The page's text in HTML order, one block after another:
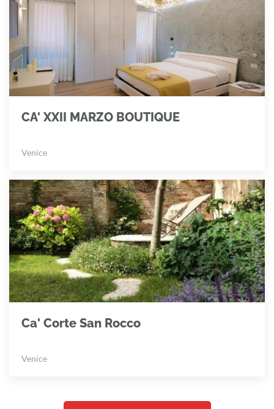
CA' XXII MARZO BOUTIQUE
Venice
Ca' Corte San Rocco
Venice